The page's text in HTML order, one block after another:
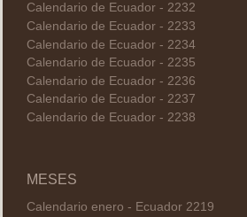
Calendario de Ecuador - 2232
Calendario de Ecuador - 2233
Calendario de Ecuador - 2234
Calendario de Ecuador - 2235
Calendario de Ecuador - 2236
Calendario de Ecuador - 2237
Calendario de Ecuador - 2238
MESES
Calendario enero - Ecuador 2219